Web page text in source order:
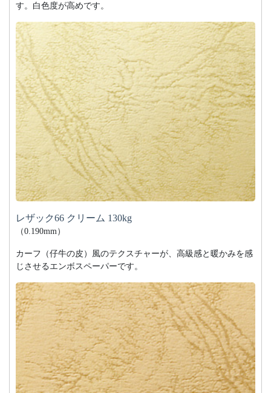
す。白色度が高めです。
レザック66 クリーム 130kg
（0.190mm）
カーフ（仔牛の皮）風のテクスチャーが、高級感と暖かみを感
じさせるエンボスペーパーです。